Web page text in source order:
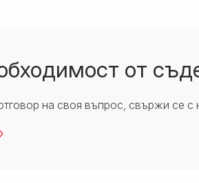
от
на своя въпрос, свържи се с